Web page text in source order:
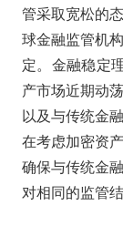
管采取宽松的
球金融监管机
定。金融稳定
产市场近期动
以及与传统金
在考虑加密资
确保与传统金
对相同的监管结